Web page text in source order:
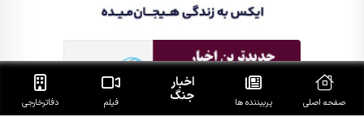
صفحه اصلی پربیننده ها
اخبار
جنگ فیلم دفاتر‌خارجی